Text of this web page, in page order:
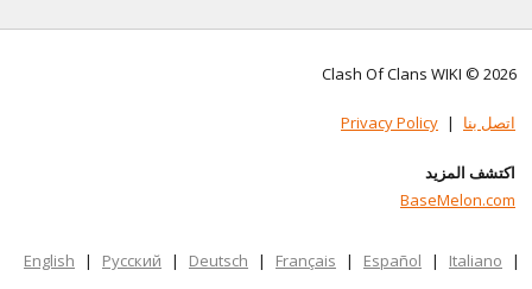
Clash Of Clans WIKI © 2026
اتصل بنا |
Privacy Policy
اكتشف المزيد
BaseMelon.com
English | Русский | Deutsch | Français | Español | Italiano |